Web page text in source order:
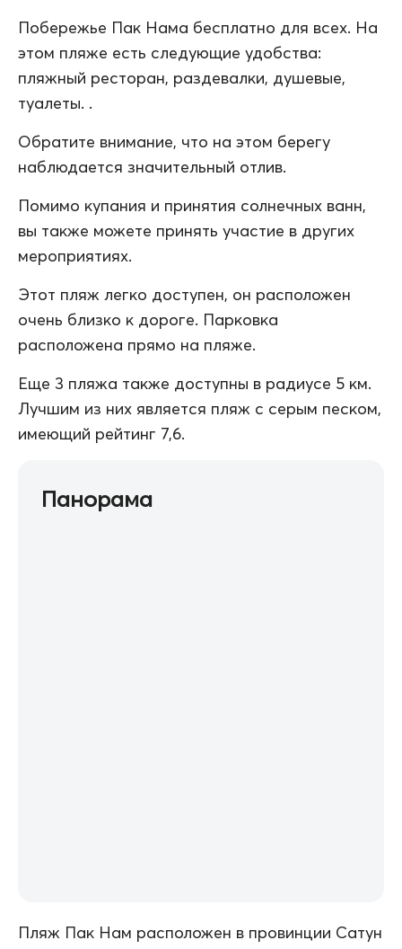
Побережье Пак Нама бесплатно для всех. На
этом пляже есть следующие удобства:
пляжный ресторан, раздевалки, душевые,
туалеты. .
Обратите внимание, что на этом берегу
наблюдается значительный отлив.
Помимо купания и принятия солнечных ванн,
вы также можете принять участие в других
мероприятиях.
Этот пляж легко доступен, он расположен
очень близко к дороге. Парковка
расположена прямо на пляже.
Еще 3 пляжа также доступны в радиусе 5 км.
Лучшим из них является пляж с серым песком,
имеющий рейтинг 7,6.
Панорама
Пляж Пак Нам расположен в провинции Сатун